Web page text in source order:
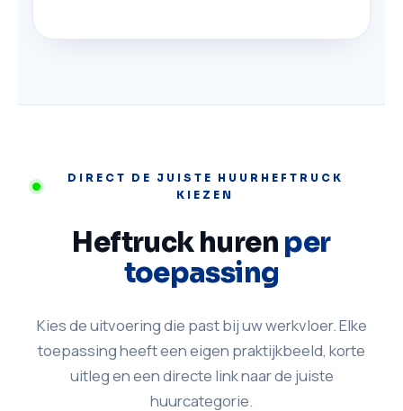
DIRECT DE JUISTE HUURHEFTRUCK
KIEZEN
Heftruck huren per
toepassing
Kies de uitvoering die past bij uw werkvloer. Elke
toepassing heeft een eigen praktijkbeeld, korte
uitleg en een directe link naar de juiste
huurcategorie.